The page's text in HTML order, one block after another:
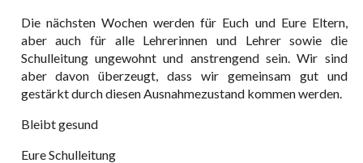
Die nächsten Wochen werden für Euch und Eure Eltern,
aber auch für alle Lehrerinnen und Lehrer sowie die
Schulleitung ungewohnt und anstrengend sein. Wir sind
aber davon überzeugt, dass wir gemeinsam gut und
gestärkt durch diesen Ausnahmezustand kommen werden.
Bleibt gesund
Eure Schulleitung